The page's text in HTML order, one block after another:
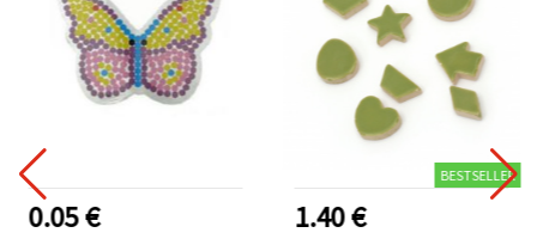
0.05 €
BESTSELLER
1.40 €